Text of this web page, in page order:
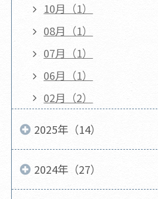
10月（1）
08月（1）
07月（1）
06月（1）
02月（2）
2025年（14）
2024年（27）